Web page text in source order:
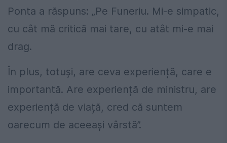
Ponta a răspuns: „Pe Funeriu. Mi-e simpatic,
cu cât mă critică mai tare, cu atât mi-e mai
drag.
În plus, totuși, are ceva experiență, care e
importantă. Are experiență de ministru, are
experiență de viață, cred că suntem
oarecum de aceeași vârstă”.